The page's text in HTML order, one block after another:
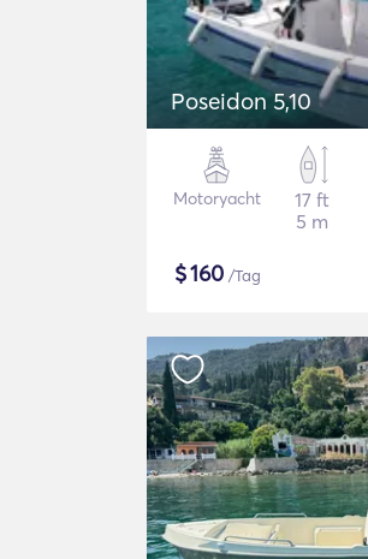
Poseidon 5,10
Motoryacht
17 ft
5 m
$160 /Tag